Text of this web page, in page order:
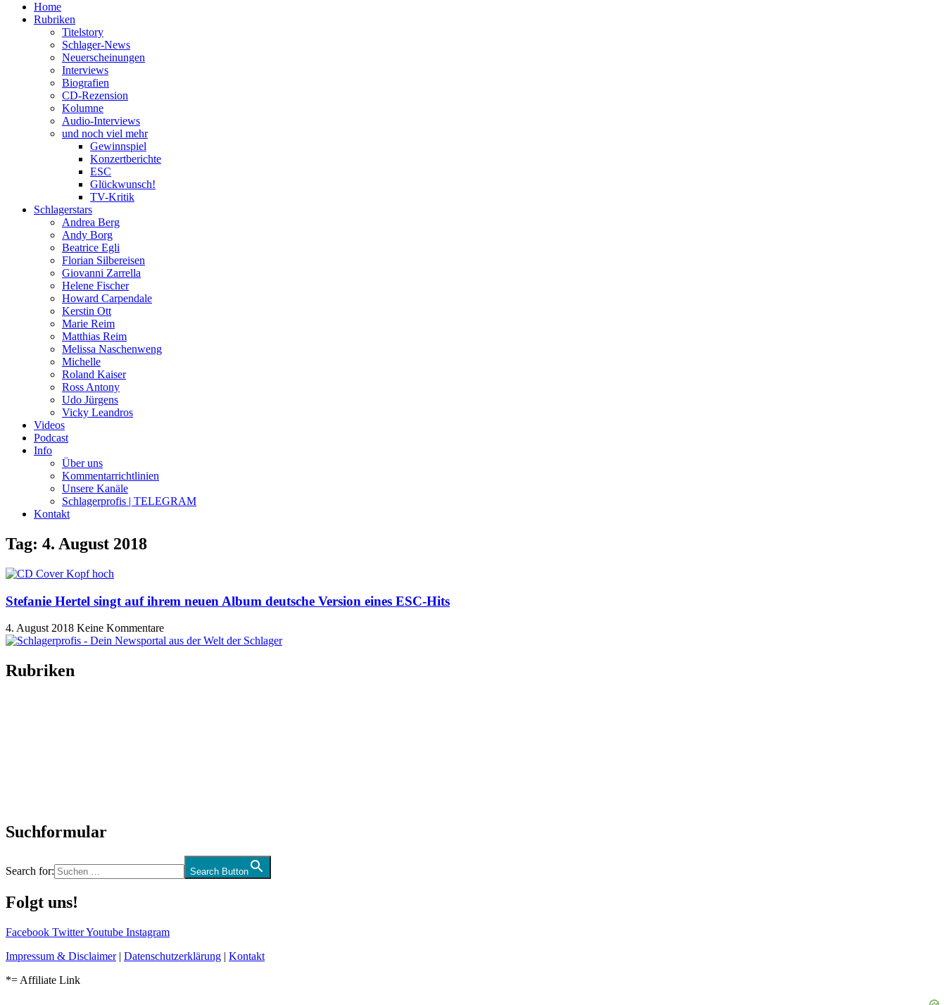
Home
Rubriken
Titelstory
Schlager-News
Neuerscheinungen
Interviews
Biografien
CD-Rezension
Kolumne
Audio-Interviews
und noch viel mehr
Gewinnspiel
Konzertberichte
ESC
Glückwunsch!
TV-Kritik
Schlagerstars
Andrea Berg
Andy Borg
Beatrice Egli
Florian Silbereisen
Giovanni Zarrella
Helene Fischer
Howard Carpendale
Kerstin Ott
Marie Reim
Matthias Reim
Melissa Naschenweng
Michelle
Roland Kaiser
Ross Antony
Udo Jürgens
Vicky Leandros
Videos
Podcast
Info
Über uns
Kommentarrichtlinien
Unsere Kanäle
Schlagerprofis | TELEGRAM
Kontakt
Tag: 4. August 2018
Stefanie Hertel singt auf ihrem neuen Album deutsche Version eines ESC-Hits
4. August 2018 Keine Kommentare
Rubriken
Suchformular
Search for: Search Button
Folgt uns!
Facebook TwitterYoutube Instagram
Impressum & Disclaimer| Datenschutzerklärung | Kontakt
*= Affiliate Link